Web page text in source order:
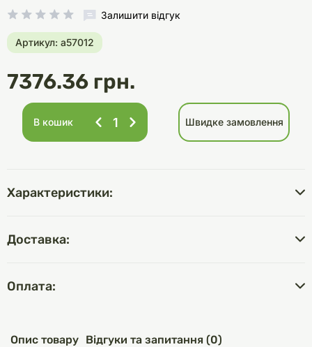
Залишити відгук
Артикул: a57012
7376.36 грн.
В кошик Швидке замовлення
Характеристики:
Доставка:
Оплата:
Опис товару Відгуки та запитання (0)